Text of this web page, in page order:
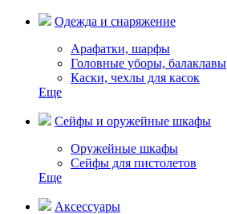
Одежда и снаряжение
Арафатки, шарфы
Головные уборы, балаклавы
Каски, чехлы для касок
Еще
Сейфы и оружейные шкафы
Оружейные шкафы
Сейфы для пистолетов
Еще
Аксессуары